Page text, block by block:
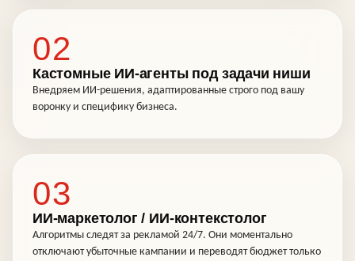
02
Кастомные ИИ-агенты под задачи ниши
Внедряем ИИ-решения, адаптированные строго под вашу
воронку и специфику бизнеса.
03
ИИ-маркетолог / ИИ-контекстолог
Алгоритмы следят за рекламой 24/7. Они моментально
отключают убыточные кампании и переводят бюджет только